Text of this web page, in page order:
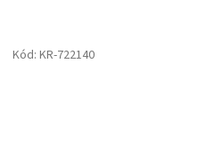
Kód:KR-722140